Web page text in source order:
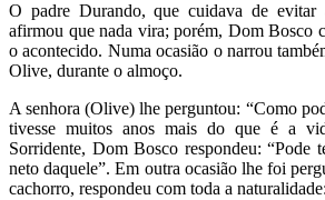
O padre Durando, que cuidava de evitar
afirmou que nada vira; porém, Dom Bosco
o acontecido. Numa ocasião o narrou
Olive, durante o almoço.
A senhora (Olive) lhe perguntou: “Como
tivesse muitos anos mais do que é a
Sorridente, Dom Bosco respondeu:
neto daquele”. Em outra ocasião lhe foi
cachorro, respondeu com toda a